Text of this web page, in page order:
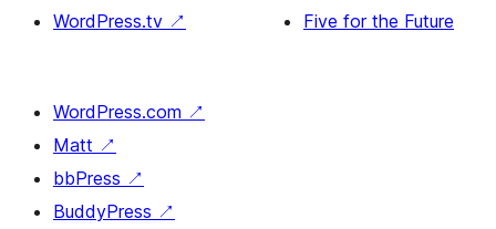
WordPress.tv ↗
Five for the Future
WordPress.com ↗
Matt ↗
bbPress ↗
BuddyPress ↗